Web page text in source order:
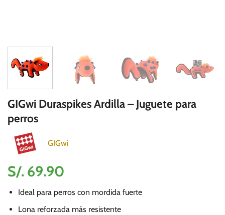
GIGwi Duraspikes Ardilla – Juguete para
perros
GIGwi
S/. 69.90
Ideal para perros con mordida fuerte
Lona reforzada más resistente